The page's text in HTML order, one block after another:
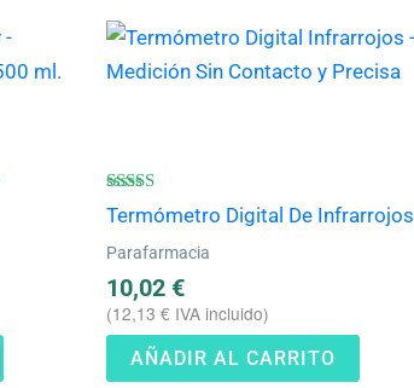
Este
producto
elegir
en
Valorado
con
de 5
Termómetro Digital De Infrarrojos
Parafarmacia
10,02 €
(12,13 € IVA incluido)
AÑADIR AL CARRITO